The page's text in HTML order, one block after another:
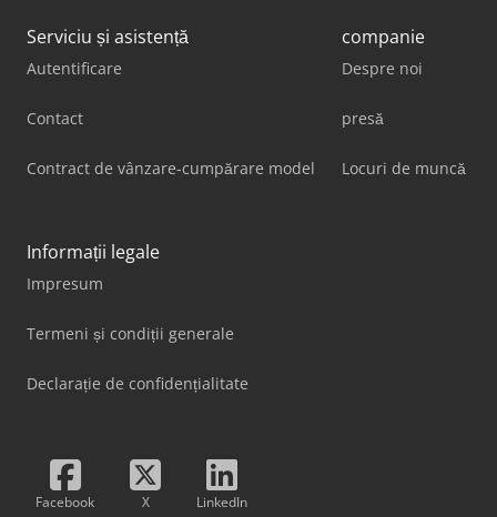
Serviciu și asistență
Autentificare
Contact
Contract de vânzare-cumpărare model
companie
Despre noi
presă
Locuri de muncă
Informații legale
Impresum
Termeni și condiții generale
Declarație de confidențialitate
Facebook X LinkedIn